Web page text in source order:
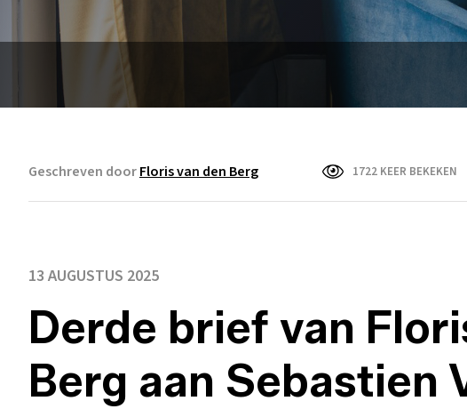
Geschreven doorFloris van den Berg 1722 KEER BEKEKEN
13 AUGUSTUS 2025
Derde brief van
Berg aan Sebastien